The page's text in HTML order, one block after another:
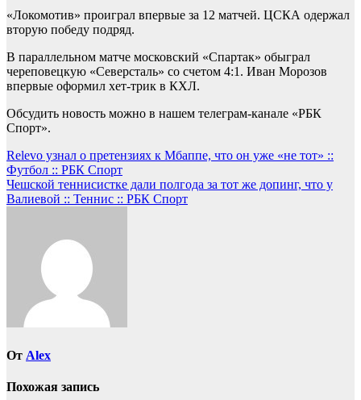
«Локомотив» проиграл впервые за 12 матчей. ЦСКА одержал
вторую победу подряд.
В параллельном матче московский «Спартак» обыграл
череповецкую «Северсталь» со счетом 4:1. Иван Морозов
впервые оформил хет-трик в КХЛ.
Обсудить новость можно в нашем телеграм-канале «РБК
Спорт».
Навигация
по
записям
Relevo узнал о претензиях к Мбаппе, что он уже «не тот» ::
Футбол :: РБК Спорт
Чешской теннисистке дали полгода за тот же допинг, что у
Валиевой :: Теннис :: РБК Спорт
От Alex
Похожая запись